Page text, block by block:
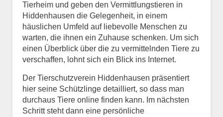
Tierheim und geben den Vermittlungstieren in
Hiddenhausen die Gelegenheit, in einem
häuslichen Umfeld auf liebevolle Menschen zu
warten, die ihnen ein Zuhause schenken. Um sich
einen Überblick über die zu vermittelnden Tiere zu
verschaffen, lohnt sich ein Blick ins Internet.
Der Tierschutzverein Hiddenhausen präsentiert
hier seine Schützlinge detailliert, so dass man
durchaus Tiere online finden kann. Im nächsten
Schritt steht dann eine persönliche